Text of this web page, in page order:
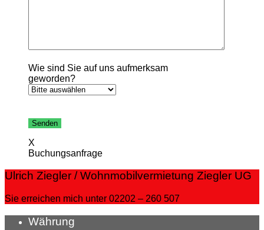
Wie sind Sie auf uns aufmerksam
geworden?
lasse
Feld
leer.
X
Buchungsanfrage
Ulrich Ziegler / Wohnmobilvermietung Ziegler UG
Sie erreichen mich unter 02202 – 260 507
Währung